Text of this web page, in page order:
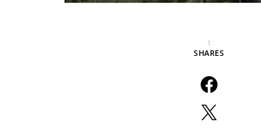
1
SHARES